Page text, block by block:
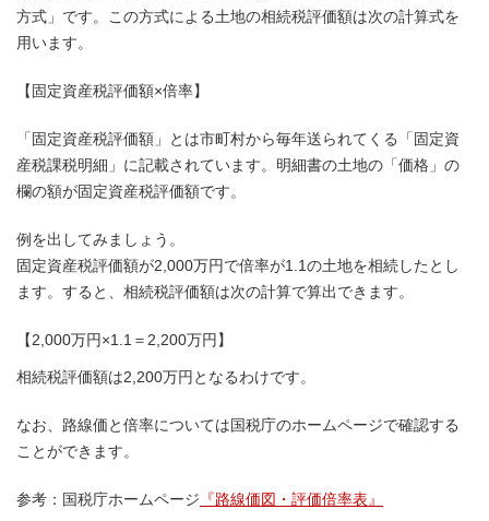
方式」です。この方式による土地の相続税評価額は次の計算式を
用います。
【固定資産税評価額×倍率】
「固定資産税評価額」とは市町村から毎年送られてくる「固定資
産税課税明細」に記載されています。明細書の土地の「価格」の
欄の額が固定資産税評価額です。
例を出してみましょう。
固定資産税評価額が2,000万円で倍率が1.1の土地を相続したとし
ます。すると、相続税評価額は次の計算で算出できます。
【2,000万円×1.1＝2,200万円】
相続税評価額は2,200万円となるわけです。
なお、路線価と倍率については国税庁のホームページで確認する
ことができます。
参考：国税庁ホームページ 『路線価図・評価倍率表』